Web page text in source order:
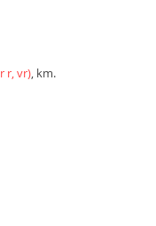
r, vr), km.